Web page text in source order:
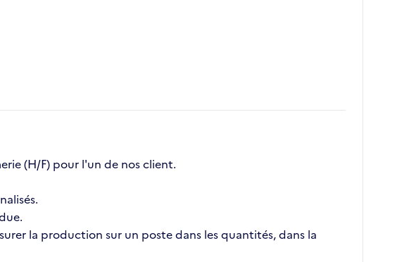
(H/F) pour l'un de nos client.
la production sur un poste dans les quantités, dans la